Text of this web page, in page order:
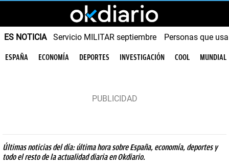
ES NOTICIA Servicio MILITAR septiembre Personas que
ESPAÑA ECONOMÍA DEPORTES INVESTIGACIÓN COOL MUNDIAL
Últimas noticias del día: última hora sobre España, economía, deportes y
todo el resto de la actualidad diaria en Okdiario.